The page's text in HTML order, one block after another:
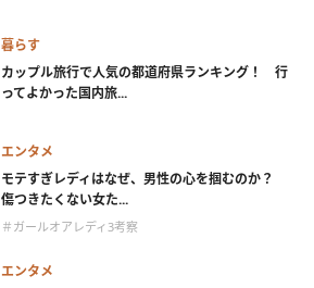
暮らす
カップル旅行で人気の都道府県ランキング！ 行
ってよかった国内旅...
エンタメ
モテすぎレディはなぜ、男性の心を掴むのか？
傷つきたくない女た...
＃ガールオアレディ3考察
エンタメ